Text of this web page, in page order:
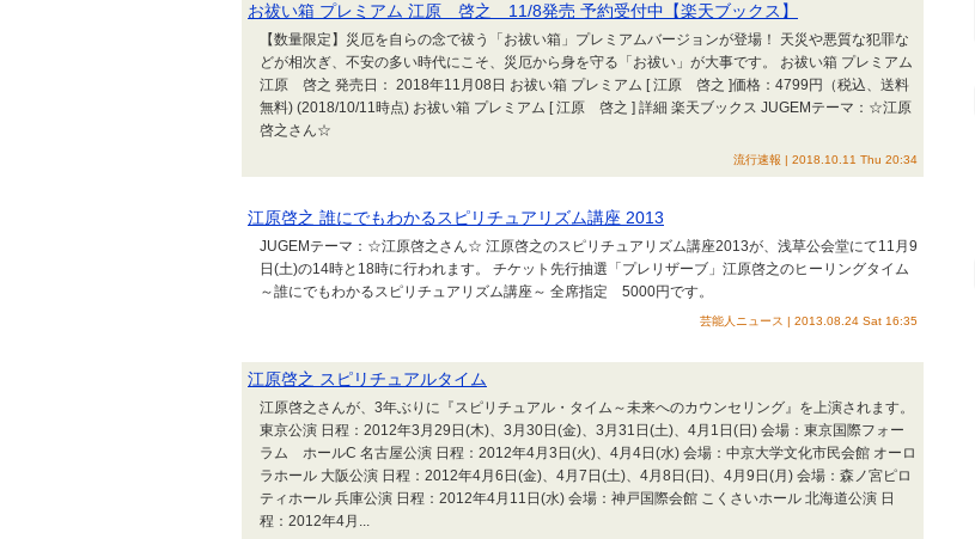
お祓い箱 プレミアム 江原 啓之 11/8発売 予約受付中【楽天ブックス】
【数量限定】災厄を自らの念で祓う「お祓い箱」プレミアムバージョンが登場！ 天災や悪質な犯罪な
どが相次ぎ、不安の多い時代にこそ、災厄から身を守る「お祓い」が大事です。 お祓い箱 プレミアム
江原 啓之 発売日： 2018年11月08日 お祓い箱 プレミアム [ 江原 啓之 ]価格：4799円（税込、送料
無料) (2018/10/11時点) お祓い箱 プレミアム [ 江原 啓之 ] 詳細 楽天ブックス JUGEMテーマ：☆江原
啓之さん☆
流行速報 | 2018.10.11 Thu 20:34
江原啓之 誰にでもわかるスピリチュアリズム講座 2013
JUGEMテーマ：☆江原啓之さん☆ 江原啓之のスピリチュアリズム講座2013が、浅草公会堂にて11月9
日(土)の14時と18時に行われます。 チケット先行抽選「プレリザーブ」江原啓之のヒーリングタイム
～誰にでもわかるスピリチュアリズム講座～ 全席指定 5000円です。
芸能人ニュース | 2013.08.24 Sat 16:35
江原啓之 スピリチュアルタイム
江原啓之さんが、3年ぶりに『スピリチュアル・タイム～未来へのカウンセリング』を上演されます。
東京公演 日程：2012年3月29日(木)、3月30日(金)、3月31日(土)、4月1日(日) 会場：東京国際フォー
ラム ホールC 名古屋公演 日程：2012年4月3日(火)、4月4日(水) 会場：中京大学文化市民会館 オーロ
ラホール 大阪公演 日程：2012年4月6日(金)、4月7日(土)、4月8日(日)、4月9日(月) 会場：森ノ宮ピロ
ティホール 兵庫公演 日程：2012年4月11日(水) 会場：神戸国際会館 こくさいホール 北海道公演 日
程：2012年4月...